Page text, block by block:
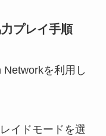
プレイ手順
を利用し
イドモードを選